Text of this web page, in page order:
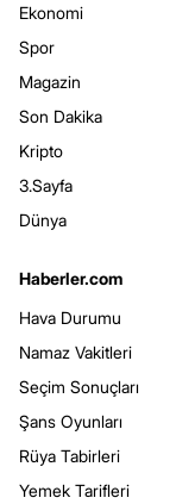
Ekonomi
Spor
Magazin
Son Dakika
Kripto
3.Sayfa
Dünya
Haberler.com
Hava Durumu
Namaz Vakitleri
Seçim Sonuçları
Şans Oyunları
Rüya Tabirleri
Yemek Tarifleri